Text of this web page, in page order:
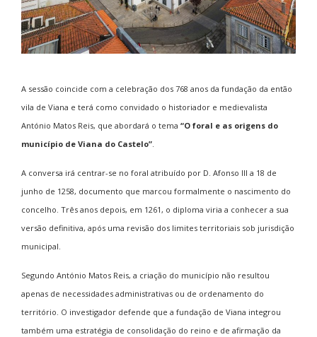
A sessão coincide com a celebração dos 768 anos da fundação da então
vila de Viana e terá como convidado o historiador e medievalista
António Matos Reis, que abordará o tema “O foral e as origens do
município de Viana do Castelo”.
A conversa irá centrar-se no foral atribuído por D. Afonso III a 18 de
junho de 1258, documento que marcou formalmente o nascimento do
concelho. Três anos depois, em 1261, o diploma viria a conhecer a sua
versão definitiva, após uma revisão dos limites territoriais sob jurisdição
municipal.
Segundo António Matos Reis, a criação do município não resultou
apenas de necessidades administrativas ou de ordenamento do
território. O investigador defende que a fundação de Viana integrou
também uma estratégia de consolidação do reino e de afirmação da